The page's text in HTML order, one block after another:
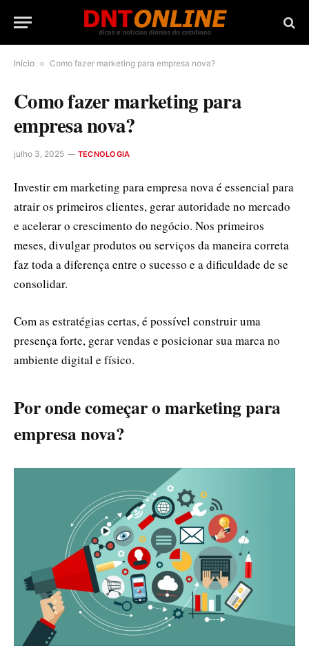
Início » Como fazer marketing para empresa nova?
Como fazer marketing para
empresa nova?
julho 3, 2025 TECNOLOGIA
Investir em marketing para empresa nova é essencial para
atrair os primeiros clientes, gerar autoridade no mercado
e acelerar o crescimento do negócio. Nos primeiros
meses, divulgar produtos ou serviços da maneira correta
faz toda a diferença entre o sucesso e a dificuldade de se
consolidar.
Com as estratégias certas, é possível construir uma
presença forte, gerar vendas e posicionar sua marca no
ambiente digital e físico.
Por onde começar o marketing para
empresa nova?